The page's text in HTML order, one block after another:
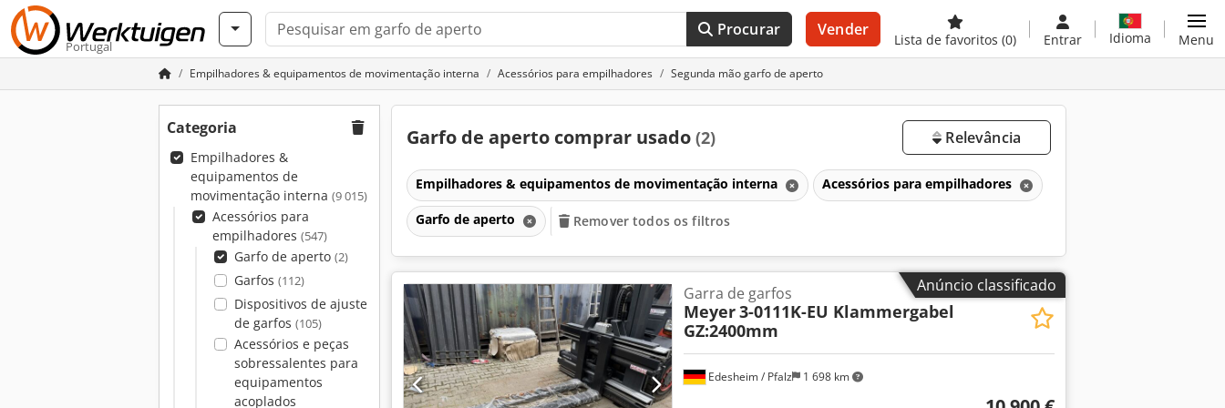
Portugal
Procurar Vender
Lista de favoritos (0) Entrar Idioma Menu
Empilhadores & equipamentos de movimentação interna Acessórios para empilhadores Segunda mão garfo de aperto
Categoria
Empilhadores &
equipamentos de
movimentação interna (9 015)
Acessórios para
empilhadores (547)
Garfo de aperto (2)
Garfos (112)
Dispositivos de ajuste
de garfos (105)
Acessórios e peças
sobressalentes para
equipamentos
acoplados
Garfo de aperto comprar usado (2) Relevância
Empilhadores & equipamentos de movimentação interna Acessórios para empilhadores
Garfo de aperto Remover todos os filtros
Anúncio classificado
Edesheim / Pfalz 1 698 km
Garra de garfos
Meyer3-0111K-EU Klammergabel
GZ:2400mm